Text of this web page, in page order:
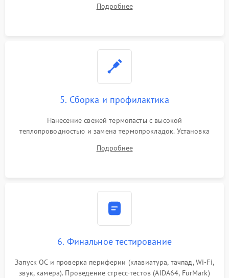
BIOS или замена поврежденных портов USB
Подробнее
5. Сборка и профилактика
Нанесение свежей термопасты с высокой
теплопроводностью и замена термопрокладок. Установка
шлейфов, модулей памяти и накопителей. Предварительная
Подробнее
6. Финальное тестирование
Запуск ОС и проверка периферии (клавиатура, тачпад, Wi-Fi,
звук, камера). Проведение стресс-тестов (AIDA64, FurMark)